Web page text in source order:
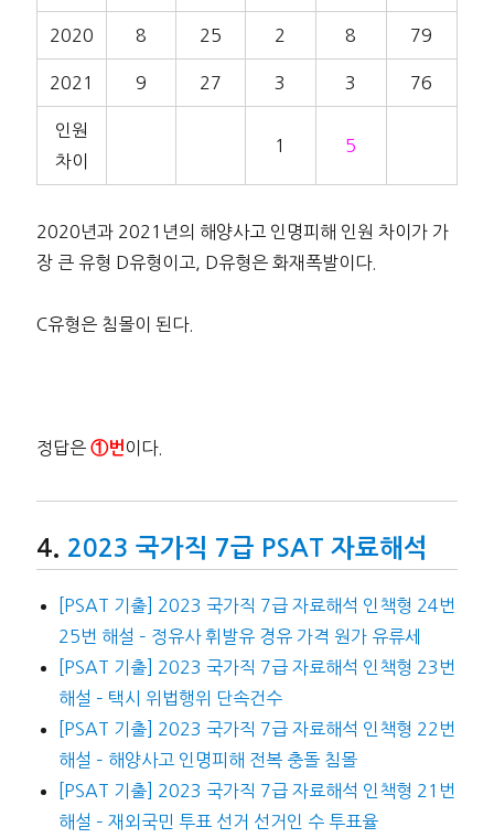
2020 8 25 2 8 79
2021 9 27 3 3 76
인원
차이
1 5
2020년과 2021년의 해양사고 인명피해 인원 차이가 가
장 큰 유형 D유형이고, D유형은 화재폭발이다.
C유형은 침몰이 된다.
정답은①번 이다.
2023 국가직 7급 PSAT 자료해석
[PSAT 기출] 2023 국가직 7급 자료해석 인책형 24번
25번 해설 – 정유사 휘발유 경유 가격 원가 유류세
[PSAT 기출] 2023 국가직 7급 자료해석 인책형 23번
해설 – 택시 위법행위 단속건수
[PSAT 기출] 2023 국가직 7급 자료해석 인책형 22번
해설 – 해양사고 인명피해 전복 충돌 침몰
[PSAT 기출] 2023 국가직 7급 자료해석 인책형 21번
해설 – 재외국민 투표 선거 선거인 수 투표율